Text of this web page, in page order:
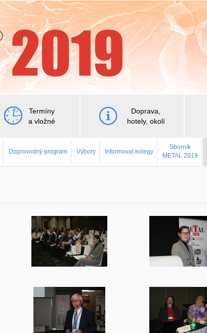
Termíny
a vložné
Doprava,
hotely, okolí
Doprovodný program Výbory Informovat kolegy
Sborník
METAL 2019